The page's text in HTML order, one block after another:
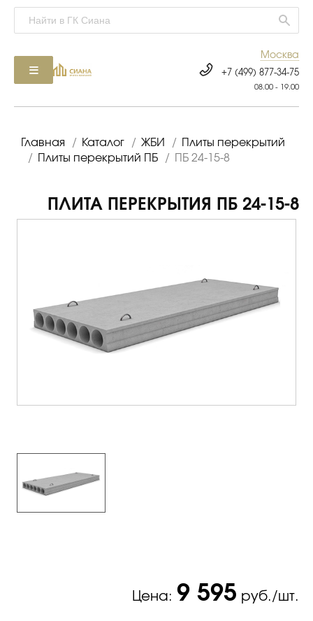
Москва
+7 (499) 877-34-75
08.00 - 19.00
Главная / Каталог / ЖБИ /
Плиты перекрытий
/
Плиты перекрытий ПБ / ПБ 24-15-8
ПЛИТА ПЕРЕКРЫТИЯ ПБ 24-15-8
Цена: 9 595 руб./шт.